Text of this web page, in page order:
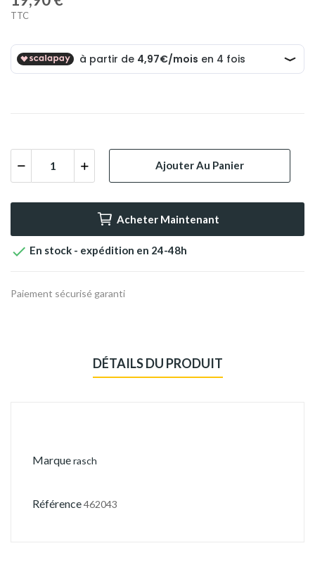
TTC
Ajouter Au Panier
Acheter Maintenant
 En stock - expédition en 24-48h
Paiement sécurisé garanti
DÉTAILS DU PRODUIT
Marquerasch
Référence462043